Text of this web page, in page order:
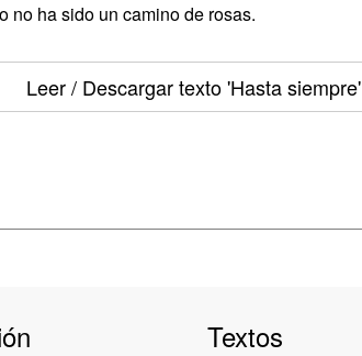
no ha sido un camino de rosas.
Leer / Descargar texto'Hasta siempre'
Textos